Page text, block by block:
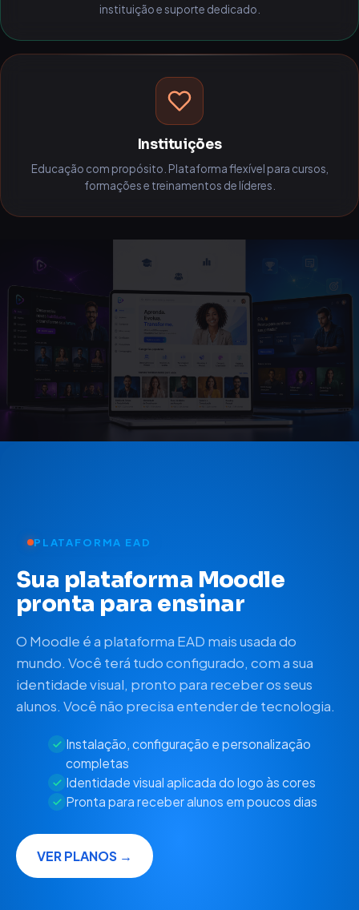
instituição e suporte dedicado.
Instituições
Educação com propósito. Plataforma flexível para cursos,
formações e treinamentos de líderes.
PLATAFORMA EAD
Sua plataforma Moodle
pronta para ensinar
O Moodle é a plataforma EAD mais usada do
mundo. Você terá tudo configurado, com a sua
identidade visual, pronto para receber os seus
alunos. Você não precisa entender de tecnologia.
Instalação, configuração e personalização
completas
Identidade visual aplicada do logo às cores
Pronta para receber alunos em poucos dias
VER PLANOS →